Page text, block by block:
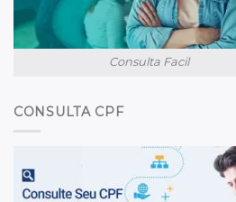
Consulta Facil
CONSULTA CPF